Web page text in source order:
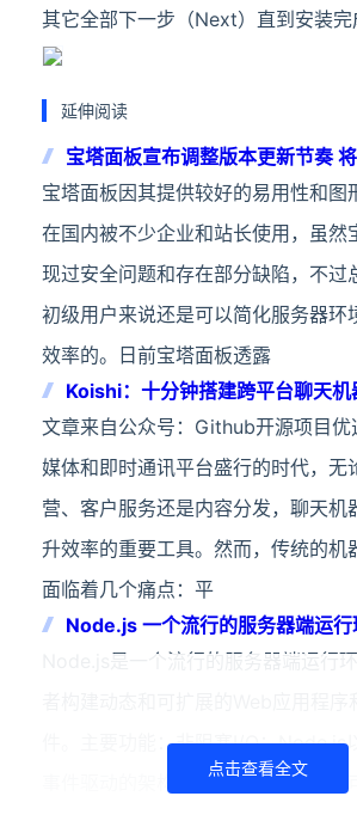
其它全部下一步（Next）直到安装完
延伸阅读
宝塔面板宣布调整版本更新节奏
期维护提供更好的稳定性
宝塔面板因其提供较好的易用性和图
在国内被不少企业和站长使用，虽然
现过安全问题和存在部分缺陷，不过
初级用户来说还是可以简化服务器环
效率的。日前宝塔面板透露
Koishi：十分钟搭建跨平台聊天机
运营效率翻倍
文章来自公众号：Github开源项目优
媒体和即时通讯平台盛行的时代，无
营、客户服务还是内容分发，聊天机
升效率的重要工具。然而，传统的机
面临着几个痛点：平
Node.js 一个流行的服务器端运行
Node.js是一个流行的服务器端运行
件。主要功能：非阻塞I/O：Node.js
事件驱动的架构而闻名。这意味着它
点击查看全文